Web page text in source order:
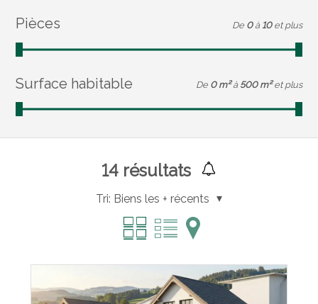
Pièces De 0 à 10 et plus
Surface habitable De 0 m² à 500 m² et plus
14 résultats
Tri: Biens les + récents